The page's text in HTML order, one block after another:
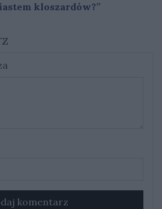
kloszardów?”
komentarz